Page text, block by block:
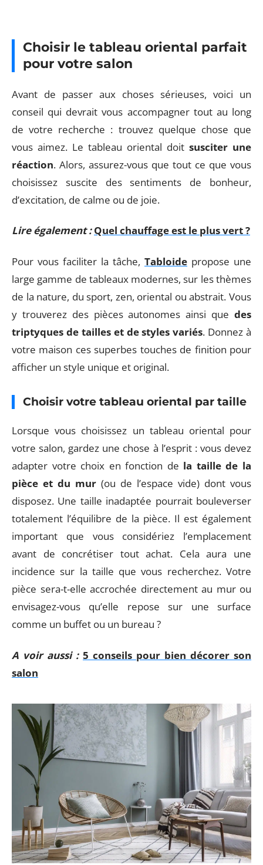
Choisir le tableau oriental parfait
pour votre salon
Avant de passer aux choses sérieuses, voici un
conseil qui devrait vous accompagner tout au long
de votre recherche : trouvez quelque chose que
vous aimez. Le tableau oriental doit susciter une
réaction. Alors, assurez-vous que tout ce que vous
choisissez suscite des sentiments de bonheur,
d’excitation, de calme ou de joie.
Lire également : Quel chauffage est le plus vert ?
Pour vous faciliter la tâche, Tabloide propose une
large gamme de tableaux modernes, sur les thèmes
de la nature, du sport, zen, oriental ou abstrait. Vous
y trouverez des pièces autonomes ainsi que des
triptyques de tailles et de styles variés. Donnez à
votre maison ces superbes touches de finition pour
afficher un style unique et original.
Choisir votre tableau oriental par taille
Lorsque vous choisissez un tableau oriental pour
votre salon, gardez une chose à l’esprit : vous devez
adapter votre choix en fonction de la taille de la
pièce et du mur (ou de l’espace vide) dont vous
disposez. Une taille inadaptée pourrait bouleverser
totalement l’équilibre de la pièce. Il est également
important que vous considériez l’emplacement
avant de concrétiser tout achat. Cela aura une
incidence sur la taille que vous recherchez. Votre
pièce sera-t-elle accrochée directement au mur ou
envisagez-vous qu’elle repose sur une surface
comme un buffet ou un bureau ?
A voir aussi : 5 conseils pour bien décorer son
salon